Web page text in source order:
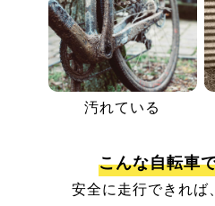
汚れている
こんな自転車
安全に走行できれば